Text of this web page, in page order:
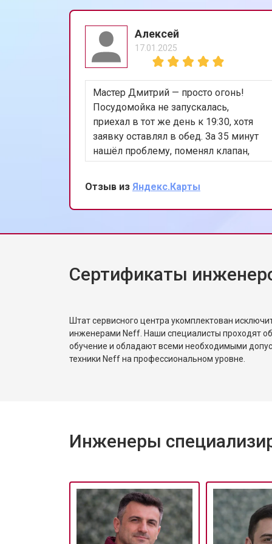
Ремонт или замена системы
Ремонт или замена пружины
Замена платы сенсорного
Замена водоприёмника
Замена панели управления
Замена блока управления
Ремонт/замена датчика
Ремонт электропроводки
Замена шнура питания
Корпусный ремонт (замена
Алексей
17.01.2025
Мастер Дмитрий — просто огонь!
Посудомойка не запускалась,
приехал в тот же день к 19:30, хотя
заявку оставлял в обед. За 35 минут
нашёл проблему, поменял клапан,
всё проверил. Цена не изменилась.
Теперь работает лучше, чем когда
покупали. Сохранил номер, всем уже
разослал.
Отзыв из Яндекс.Карты
Сертификаты
Штат сервисного центра укомплектован
инженерами Neff. Наши специалисты проходят
обучение и обладают всеми необходимыми
техники Neff на профессиональном уровне.
Инженеры